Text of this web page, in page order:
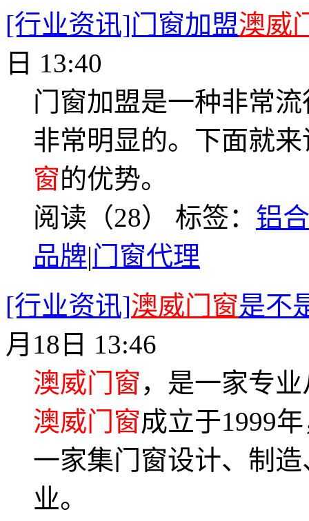
[行业资讯]门窗加盟澳威
日 13:40
门窗加盟是一种非常
非常明显的。下面就
窗的优势。
阅读（28） 标签： 铝
品牌|门窗代理
[行业资讯]澳威门窗是不
月18日 13:46
澳威门窗 ，是一家专
澳威门窗成立于1999
一家集门窗设计、制
业。